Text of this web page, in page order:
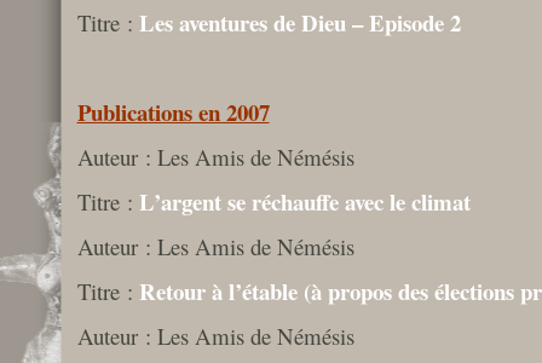
Titre : Les aventures de Dieu – Episode 2
Publications en 2007
Auteur : Les Amis de Némésis
Titre : L’argent se réchauffe avec le climat
Auteur : Les Amis de Némésis
Titre : Retour à l’étable (à propos des élections
Auteur : Les Amis de Némésis